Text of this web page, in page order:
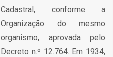
Cadastral, conforme a
Organização do mesmo
organismo, aprovada pelo
Decreto n.º 12.764. Em 1934,